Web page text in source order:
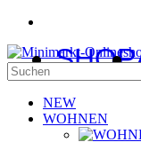
SHOP
NEW
WOHNEN